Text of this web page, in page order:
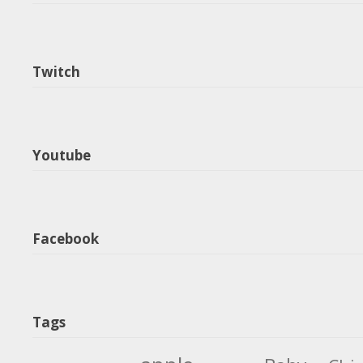
Twitch
Youtube
Facebook
Tags